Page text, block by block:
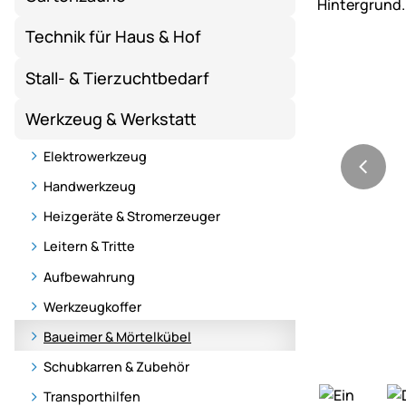
Technik für Haus & Hof
Stall- & Tierzuchtbedarf
Werkzeug & Werkstatt
Elektrowerkzeug
Handwerkzeug
Heizgeräte & Stromerzeuger
Leitern & Tritte
Aufbewahrung
Werkzeugkoffer
Baueimer & Mörtelkübel
Schubkarren & Zubehör
Transporthilfen